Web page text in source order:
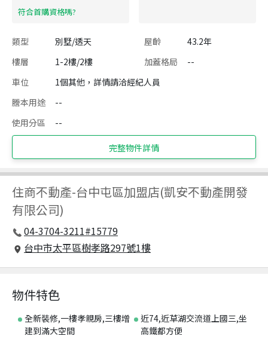
​符合首購資格嗎?
類型 別墅/透天 屋齡
43.2年
樓層
1-2樓/2樓 加蓋格局
--
車位
1個其他，詳情請洽經紀人員
謄本用途
--
使用分區
--
完整物件詳情
住商不動產-台中屯區加盟店(凱安不動產開發
有限公司)
04-3704-3211#15779
台中市太平區樹孝路297號1樓
物件特色
全新裝修,一樓孝親房,三樓增
建到滿大空間
近74,近草湖交流道上國三,坐
高鐵都方便